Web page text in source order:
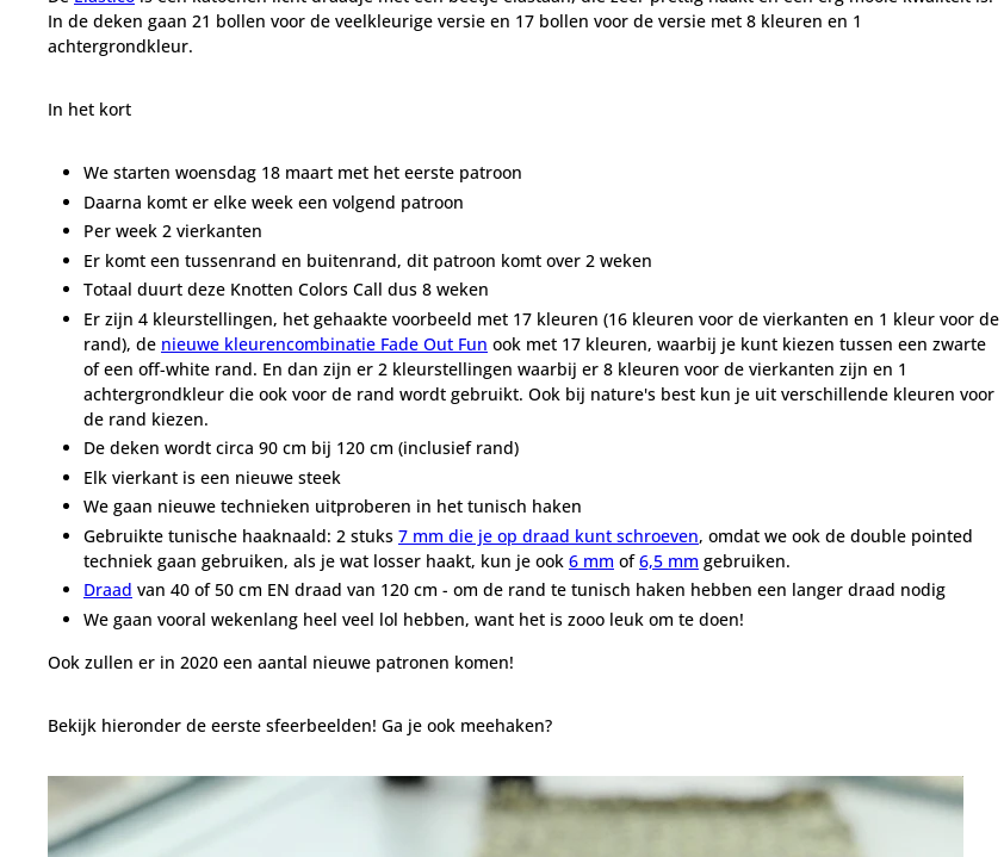
In de deken gaan 21 bollen voor de veelkleurige versie en 17 bollen voor de versie met 8 kleuren en 1
achtergrondkleur.
In het kort
We starten woensdag 18 maart met het eerste patroon
Daarna komt er elke week een volgend patroon
Per week 2 vierkanten
Er komt een tussenrand en buitenrand, dit patroon komt over 2 weken
Totaal duurt deze Knotten Colors Call dus 8 weken
Er zijn 4 kleurstellingen, het gehaakte voorbeeld met 17 kleuren (16 kleuren voor de vierkanten en 1 kleur voor de
rand), de nieuwe kleurencombinatie Fade Out Fun ook met 17 kleuren, waarbij je kunt kiezen tussen een zwarte
of een off-white rand. En dan zijn er 2 kleurstellingen waarbij er 8 kleuren voor de vierkanten zijn en 1
achtergrondkleur die ook voor de rand wordt gebruikt. Ook bij nature's best kun je uit verschillende kleuren voor
de rand kiezen.
De deken wordt circa 90 cm bij 120 cm (inclusief rand)
Elk vierkant is een nieuwe steek
We gaan nieuwe technieken uitproberen in het tunisch haken
Gebruikte tunische haaknaald: 2 stuks 7 mm die je op draad kunt schroeven, omdat we ook de double pointed
techniek gaan gebruiken, als je wat losser haakt, kun je ook 6 mm of 6,5 mm gebruiken.
Draad van 40 of 50 cm EN draad van 120 cm - om de rand te tunisch haken hebben een langer draad nodig
We gaan vooral wekenlang heel veel lol hebben, want het is zooo leuk om te doen!
Ook zullen er in 2020 een aantal nieuwe patronen komen!
Bekijk hieronder de eerste sfeerbeelden! Ga je ook meehaken?